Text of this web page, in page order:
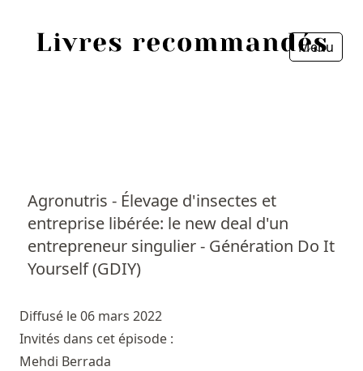
Menu
Agronutris - Élevage d'insectes et
entreprise libérée: le new deal d'un
entrepreneur singulier - Génération Do It
Yourself (GDIY)
Diffusé le 06 mars 2022
Invités dans cet épisode :
Mehdi Berrada
Personnes
Livres
Livres les plus recommandés
Prix littéraires
Fermer